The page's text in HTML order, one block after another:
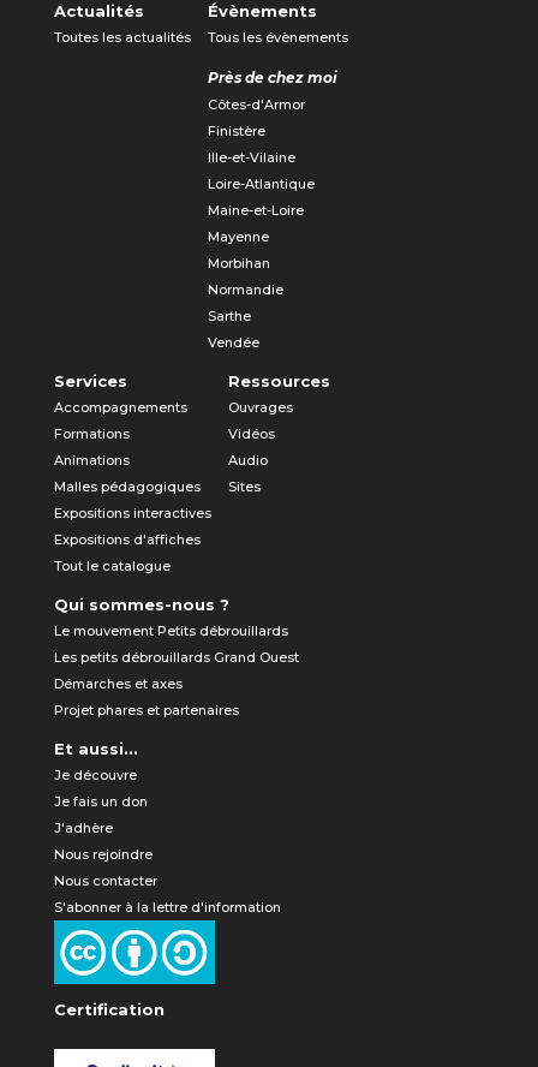
Actualités
Toutes les actualités
Évènements
Tous les évènements
Près de chez moi
Côtes-d'Armor
Finistère
Ille-et-Vilaine
Loire-Atlantique
Maine-et-Loire
Mayenne
Morbihan
Normandie
Sarthe
Vendée
Services
Accompagnements
Formations
Animations
Malles pédagogiques
Expositions interactives
Expositions d'affiches
Tout le catalogue
Ressources
Ouvrages
Vidéos
Audio
Sites
Qui sommes-nous ?
Le mouvement Petits débrouillards
Les petits débrouillards Grand Ouest
Démarches et axes
Projet phares et partenaires
Et aussi...
Je découvre
Je fais un don
J'adhère
Nous rejoindre
Nous contacter
S'abonner à la lettre d'information
Certification